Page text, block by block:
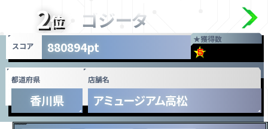
2位 ゴジータ
★獲得数
スコア 880894pt
都道府県
香川県
店舗名
アミュージアム高松